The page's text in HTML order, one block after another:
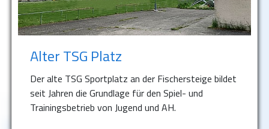
Alter TSG Platz
Der alte TSG Sportplatz an der Fischersteige bildet
seit Jahren die Grundlage für den Spiel- und
Trainingsbetrieb von Jugend und AH.